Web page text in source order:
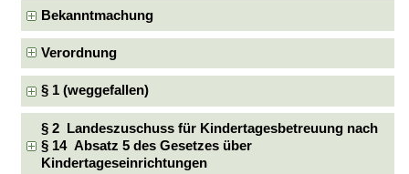
Bekanntmachung
Verordnung
§ 1 (weggefallen)
§ 2 Landeszuschuss für Kindertagesbetreuung nach
§ 14 Absatz 5 des Gesetzes über
Kindertageseinrichtungen